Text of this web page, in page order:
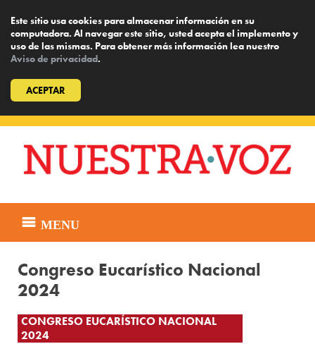
Este sitio usa cookies para almacenar información en su
computadora. Al navegar este sitio, usted acepta el implemento y
uso de las mismas. Para obtener más información lea nuestro
Aviso de privacidad.
ACEPTAR
content
MENU
Congreso Eucarístico Nacional
2024
CONGRESO EUCARÍSTICO NACIONAL
2024